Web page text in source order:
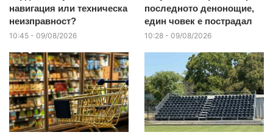
навигация или техническа
неизправност?
10:45 - 09/08/2026
последното денонощие,
един човек е пострадал
10:28 - 09/08/2026